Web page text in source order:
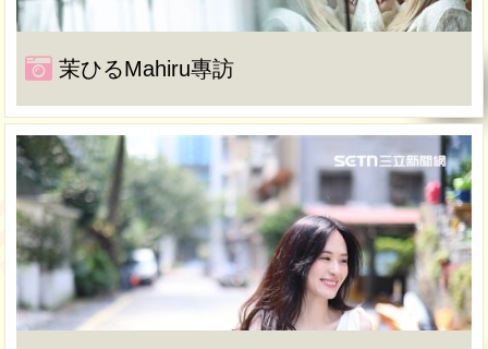
茉ひるMahiru專訪